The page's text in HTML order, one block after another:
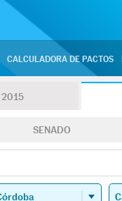
CALCULADORA DE PACTOS
2015
SENADO